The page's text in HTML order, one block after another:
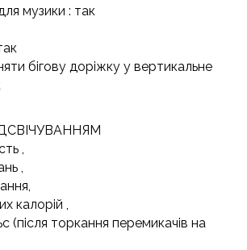
музики : так
бігову доріжку у вертикальне
,
,
калорій ,
(після торкання перемикачів на